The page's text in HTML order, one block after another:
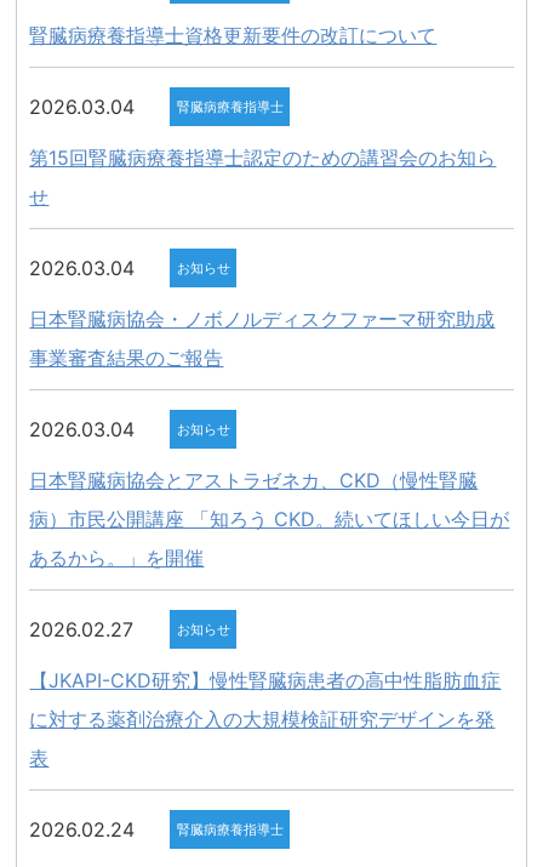
腎臓病療養指導士資格更新要件の改訂について
2026.03.04 腎臓病療養指導士
第15回腎臓病療養指導士認定のための講習会のお知ら
せ
2026.03.04 お知らせ
日本腎臓病協会・ノボノルディスクファーマ研究助成
事業審査結果のご報告
2026.03.04 お知らせ
日本腎臓病協会とアストラゼネカ、CKD（慢性腎臓
病）市民公開講座 「知ろう CKD。続いてほしい今日が
あるから。」を開催
2026.02.27 お知らせ
【JKAPI-CKD研究】慢性腎臓病患者の高中性脂肪血症
に対する薬剤治療介入の大規模検証研究デザインを発
表
2026.02.24 腎臓病療養指導士